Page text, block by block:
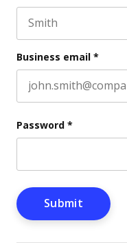
This field is for
Business email *
Password *